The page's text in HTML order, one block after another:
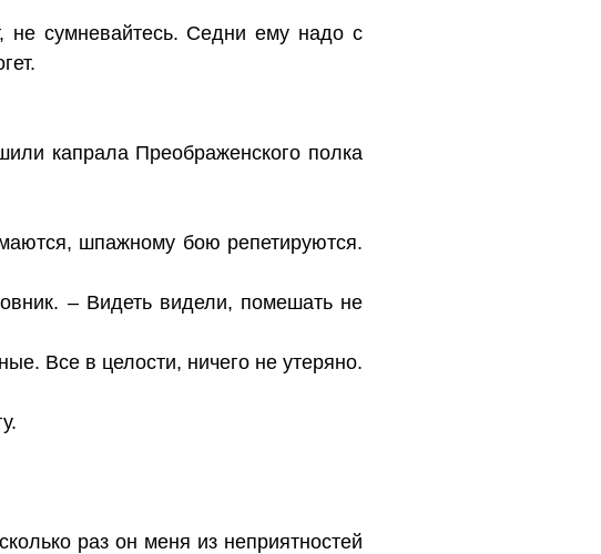
не сумневайтесь. Седни ему надо с
капрала Преображенского полка
шпажному бою репетируются.
– Видеть видели, помешать не
Все в целости, ничего не утеряно.
раз он меня из неприятностей